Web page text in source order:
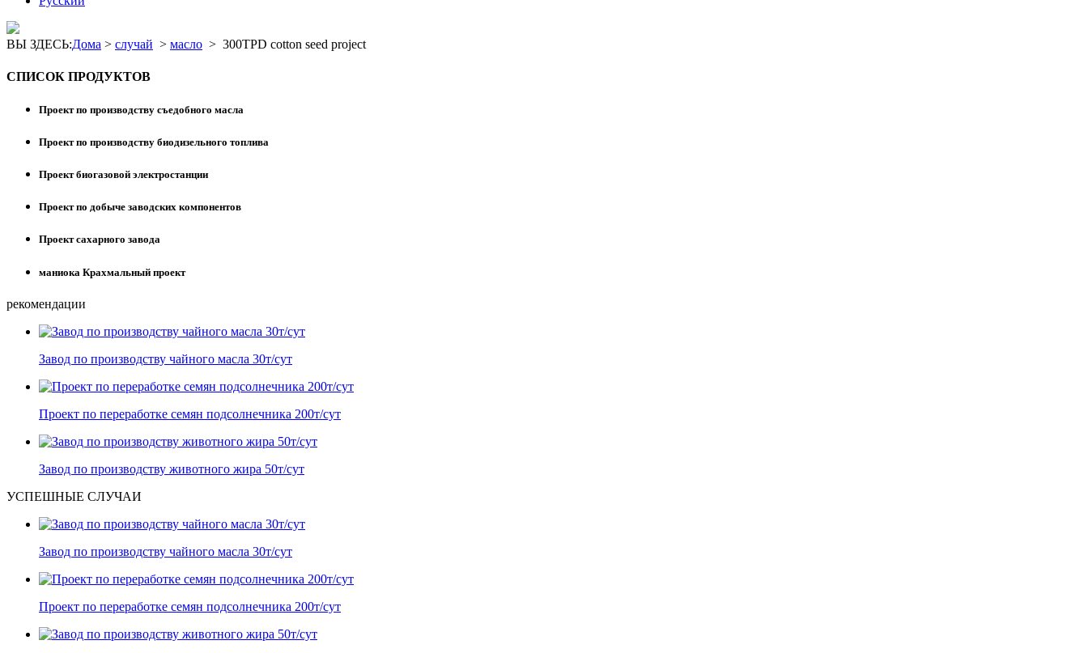
ВЫ ЗДЕСЬ:Дома > случай > масло > 300TPD cotton seed project
СПИСОК ПРОДУКТОВ
Проект по производству съедобного масла
Проект по производству биодизельного топлива
Проект биогазовой электростанции
Проект по добыче заводских компонентов
Проект сахарного завода
маниока Крахмальный проект
рекомендации
Завод по производству чайного масла 30т/сут
Проект по переработке семян подсолнечника 200т/сут
Завод по производству животного жира 50т/сут
УСПЕШНЫЕ СЛУЧАИ
Завод по производству чайного масла 30т/сут
Проект по переработке семян подсолнечника 200т/сут